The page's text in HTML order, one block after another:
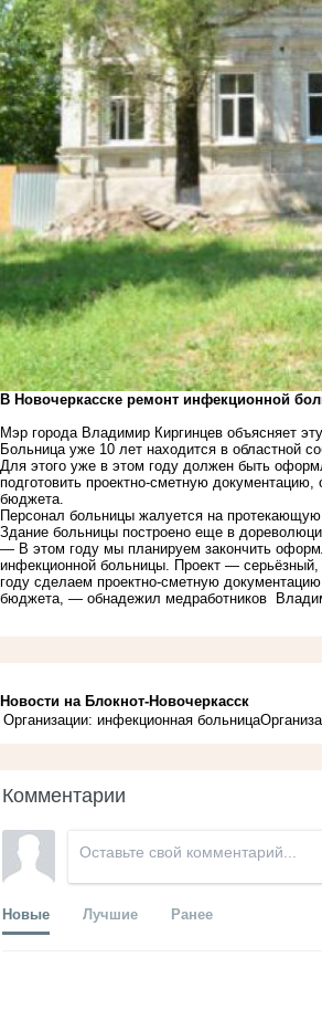
В Новочеркасске ремонт инфекционной
Мэр города Владимир Киргинцев объясняет
Больница уже 10 лет находится в областной
Для этого уже в этом году должен быть
подготовить проектно-сметную
бюджета.
Персонал больницы жалуется на
Здание больницы построено еще в
— В этом году мы планируем закончить
инфекционной больницы. Проект —
году сделаем проектно-сметную
бюджета, — обнадежил медработников
Новости на Блoкнoт-Новочеркасск
Организации: инфекционная больница
Комментарии
Новые Лучшие Ранее